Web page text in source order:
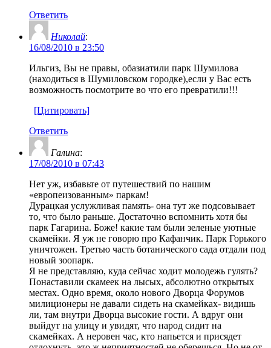
Ответить
Николай:
16/08/2010 в 23:50
Ильгиз, Вы не правы, обазиатили парк Шумилова
(находиться в Шумиловском городке),если у Вас есть
возможность посмотрите во что его превратили!!!
[Цитировать]
Ответить
Галина:
17/08/2010 в 07:43
Нет уж, избавьте от путешествий по нашим
«европеизованным» паркам!
Дурацкая услужливая память- она тут же подсовывает
то, что было раньше. Достаточно вспомнить хотя бы
парк Гагарина. Боже! какие там были зеленые уютные
скамейки. Я уж не говорю про Кафанчик. Парк Горького
уничтожен. Третью часть ботанического сада отдали под
новый зоопарк.
Я не представляю, куда сейчас ходит молодежь гулять?
Понаставили скамеек на лысых, абсолютно открытых
местах. Одно время, около нового Дворца Форумов
милиционеры не давали сидеть на скамейках- видишь
ли, там внутри Дворца высокие гости. А вдруг они
выйдут на улицу и увидят, что народ сидит на
скамейках. А неровен час, кто напьется и присядет